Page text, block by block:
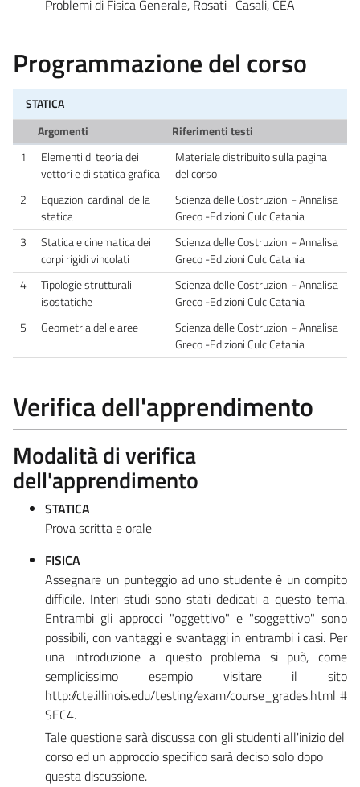
Problemi di Fisica Generale, Rosati- Casali, CEA
Programmazione del corso
STATICA
Argomenti
Riferimenti testi
1
Elementi di teoria dei
vettori e di statica grafica
Materiale distribuito sulla pagina
del corso
2
Equazioni cardinali della
statica
Scienza delle Costruzioni - Annalisa
Greco -Edizioni Culc Catania
3
Statica e cinematica dei
corpi rigidi vincolati
Scienza delle Costruzioni - Annalisa
Greco -Edizioni Culc Catania
4
Tipologie strutturali
isostatiche
Scienza delle Costruzioni - Annalisa
Greco -Edizioni Culc Catania
5
Geometria delle aree
Scienza delle Costruzioni - Annalisa
Greco -Edizioni Culc Catania
Verifica dell'apprendimento
Modalità di verifica
dell'apprendimento
STATICA
Prova scritta e orale
FISICA
Assegnare un punteggio ad uno studente è un compito
difficile. Interi studi sono stati dedicati a questo tema.
Entrambi gli approcci "oggettivo" e "soggettivo" sono
possibili, con vantaggi e svantaggi in entrambi i casi. Per
una introduzione a questo problema si può, come
semplicissimo esempio visitare il sito
http://cte.illinois.edu/testing/exam/course_grades.html #
SEC4.
Tale questione sarà discussa con gli studenti all'inizio del
corso ed un approccio specifico sarà deciso solo dopo
questa discussione.